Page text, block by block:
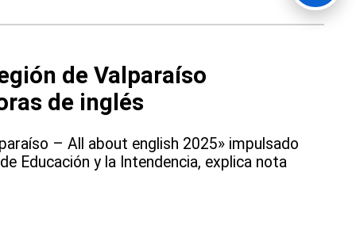
de Valparaíso
de inglés
– All about english 2025» impulsado
Educación y la Intendencia, explica nota